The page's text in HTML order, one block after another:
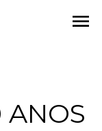
menu